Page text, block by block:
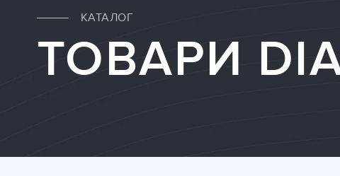
КАТАЛОГ
ТОВАРИ